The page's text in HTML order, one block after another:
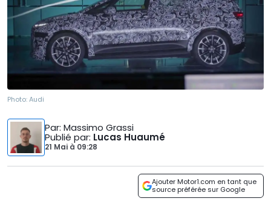
Photo:Audi
Par: Massimo Grassi
Publié par: Lucas Huaumé
21 Mai à 09:28
Ajouter Motor1.com en tant que
source préférée sur Google